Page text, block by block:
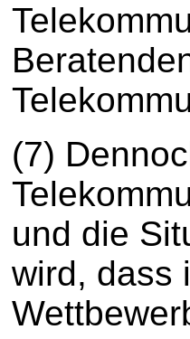
(7)
und die
wird, dass